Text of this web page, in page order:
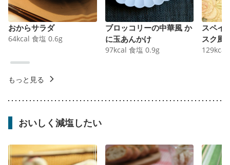
おからサラダ
64kcal 食塩 0.6g
ブロッコリーの中華風 か
に玉あんかけ
97kcal 食塩 0.9g
スペイ
スク風
129kcal
もっと見る
おいしく減塩したい